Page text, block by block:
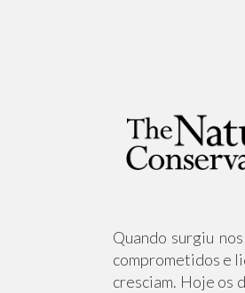
Quando surgiu
comprometidos e
cresciam. Hoje os